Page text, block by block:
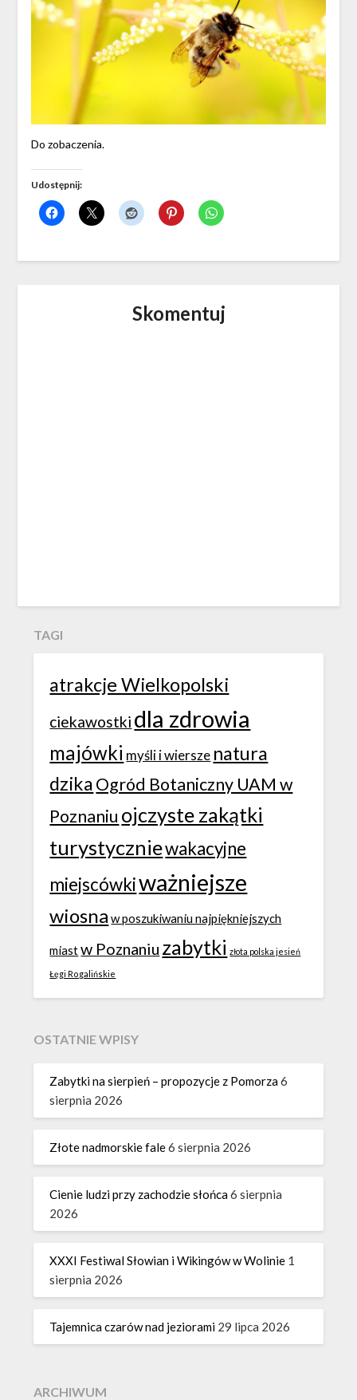
Do zobaczenia.
Udostępnij:
Skomentuj
TAGI
atrakcje Wielkopolski
ciekawostki dla zdrowia
majówki myśli i wiersze natura
dzikaOgród Botaniczny UAM w
Poznaniu ojczyste zakątki
turystyczniewakacyjne
miejscówkiważniejsze
wiosna w poszukiwaniu najpiękniejszych
miastw Poznaniu zabytki złota polska jesień
Łęgi Rogalińskie
OSTATNIE WPISY
Zabytki na sierpień – propozycje z Pomorza6
sierpnia 2026
Złote nadmorskie fale6 sierpnia 2026
Cienie ludzi przy zachodzie słońca6 sierpnia
2026
XXXI Festiwal Słowian i Wikingów w Wolinie 1
sierpnia 2026
Tajemnica czarów nad jeziorami 29 lipca 2026
ARCHIWUM